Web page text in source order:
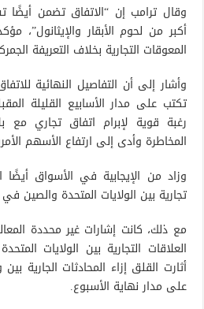
وقال ترامب إن “الاتفاق تضمن
أكبر من لحوم الأبقار والإيثانول”،
المعوقات التجارية بخلاف التعريفة
وأشار إلى أن التفاصيل النهائية
تكتب على مدار الأسابيع القليلة
رغبة قوية لإبرام اتفاق تجاري
المخاطرة وأدى إلى ارتفاع الأسهم
وزاد من الإيجابية في الأسواق أيضًا
تجارية بين الولايات المتحدة والصين
مع ذلك، كانت إشارات غير محددة
العلاقات التجارية بين الولايات
أثارت القلق إزاء المحادثات الجارية
على مدار نهاية الأسبوع.